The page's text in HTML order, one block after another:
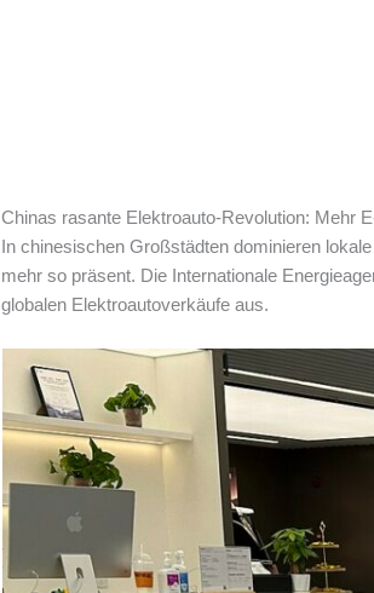
Chinas rasante Elektroauto-Revolution: Mehr
In chinesischen Großstädten dominieren
mehr so präsent. Die Internationale
globalen Elektroautoverkäufe aus.